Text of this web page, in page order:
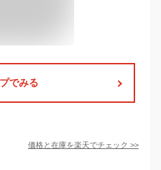
でみる
価格と在庫を楽天でチェック >>